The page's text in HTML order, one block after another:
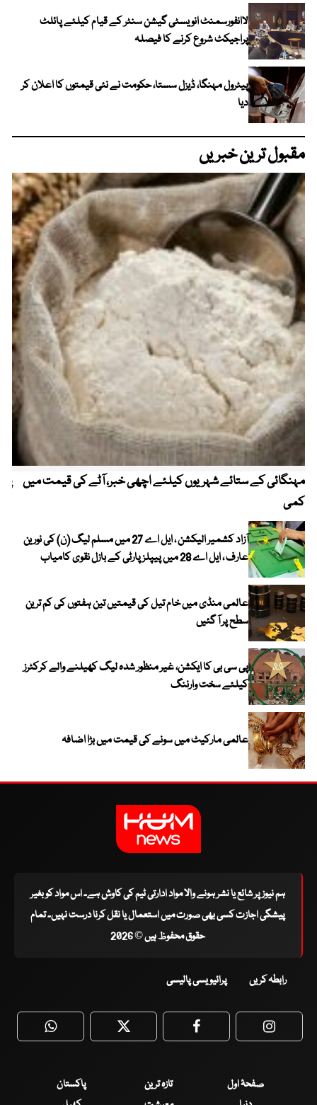
لاانفورسمنٹ انویسٹی گیشن سنٹر کے قیام کیلئے پائلٹ
پراجیکٹ شروع کرنے کا فیصلہ
پیٹرول مہنگا، ڈیزل سستا، حکومت نے نئی قیمتوں کا اعلان کر
دیا
مقبول ترین خبریں
مہنگائی کے ستائے شہریوں کیلئے اچھی خبر، آٹے کی قیمت میں
کمی
آزاد کشمیر الیکشن ، ایل اے 27 میں مسلم لیگ (ن) کی نورین
عارف ، ایل اے 28 میں پیپلز پارٹی کے بازل نقوی کامیاب
عالمی منڈی میں خام تیل کی قیمتیں تین ہفتوں کی کم ترین
سطح پر آ گئیں
پی سی بی کا ایکشن، غیر منظور شدہ لیگ کھیلنے والے کرکٹرز
کیلئے سخت وارننگ
عالمی مارکیٹ میں سونے کی قیمت میں بڑا اضافہ
ہم نیوز پر شائع یا نشر ہونے والا مواد ادارتی ٹیم کی کاوش ہے۔ اس مواد کو بغیر
پیشگی اجازت کسی بھی صورت میں استعمال یا نقل کرنا درست نہیں۔ تمام
حقوق محفوظ ہیں © 2026
رابطہ کریں پرائیویسی پالیسی
WhatsApp Twitter Facebook
صفحۂ اول تازہ ترین
پاکستان